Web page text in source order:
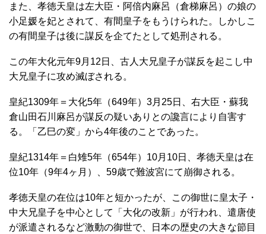
また、孝徳天皇は左大臣・阿倍内麻呂（倉梯麻呂）の娘の
小足媛を妃とされて、有間皇子をもうけられた。しかしこ
の有間皇子は後に謀反を企てたとして処刑される。
この年大化元年9月12日、古人大兄皇子が謀反を起こし中
大兄皇子に攻め滅ぼされる。
皇紀1309年＝大化5年（649年）3月25日、右大臣・蘇我
倉山田石川麻呂が謀反の疑いありとの讒言により自害す
る。「乙巳の変」から4年後のことであった。
皇紀1314年＝白雉5年（654年）10月10日、孝徳天皇は在
位10年（9年4ヶ月）、59歳で難波宮にて崩御される。
孝徳天皇の在位は10年と短かったが、この御世に皇太子・
中大兄皇子を中心として「大化の改新」が行われ、遣唐使
が派遣されるなど激動の御世で、日本の歴史の大きな節目